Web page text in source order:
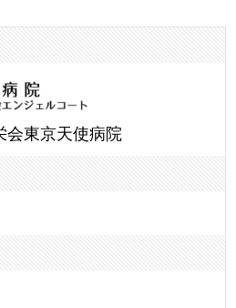
東京天使病院